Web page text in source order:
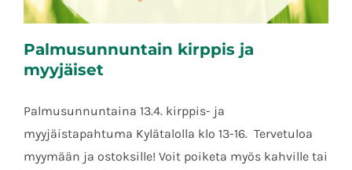
Palmusunnuntain kirppis ja myyjäiset
Palmusunnuntain kirppis ja
myyjäiset
Palmusunnuntaina 13.4. kirppis- ja
myyjäistapahtuma Kylätalolla klo 13-16. Tervetuloa
myymään ja ostoksille! Voit poiketa myös kahville tai